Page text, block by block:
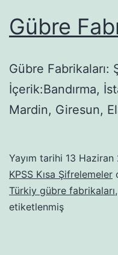
Gübre
Gübre Fabrikaları:
İçerik:Bandırma,
Mardin, Giresun,
Yayım tarihi 13 Haziran
KPSS Kısa Şifrelemeler
Türkiy gübre fabrikaları,
etiketlenmiş